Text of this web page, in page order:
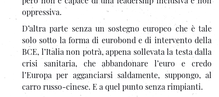
oppressiva.
D’altra parte senza un sostegno europeo che è tale
solo sotto la forma di eurobond e di intervento della
BCE, l’Italia non potrà, appena sollevata la testa dalla
crisi sanitaria, che abbandonare l’euro e credo
l’Europa per agganciarsi saldamente, suppongo, al
carro russo-cinese. E a quel punto senza rimpianti.